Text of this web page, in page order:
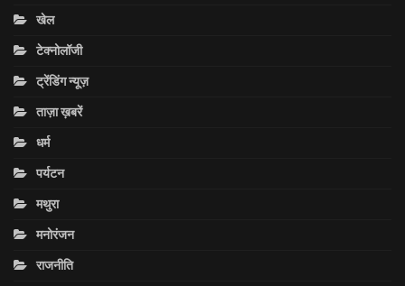
खेल
टेक्नोलॉजी
ट्रेंडिंग न्यूज़
ताज़ा ख़बरें
धर्म
पर्यटन
मथुरा
मनोरंजन
राजनीति